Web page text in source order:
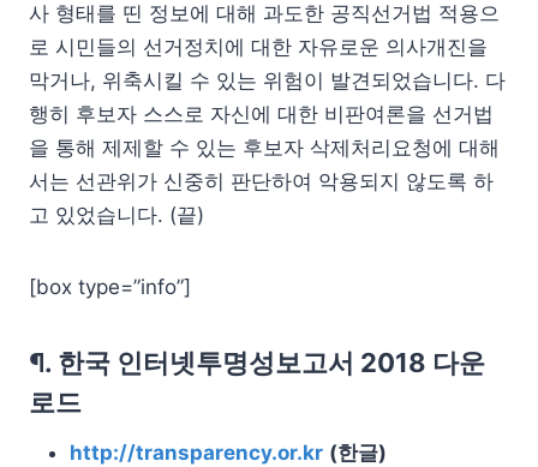
사 형태를 띤 정보에 대해 과도한 공직선거법 적용으
로 시민들의 선거정치에 대한 자유로운 의사개진을
막거나, 위축시킬 수 있는 위험이 발견되었습니다. 다
행히 후보자 스스로 자신에 대한 비판여론을 선거법
을 통해 제제할 수 있는 후보자 삭제처리요청에 대해
서는 선관위가 신중히 판단하여 악용되지 않도록 하
고 있었습니다. (끝)
[box type=”info”]
¶. 한국 인터넷투명성보고서 2018 다운
로드
http://transparency.or.kr (한글)